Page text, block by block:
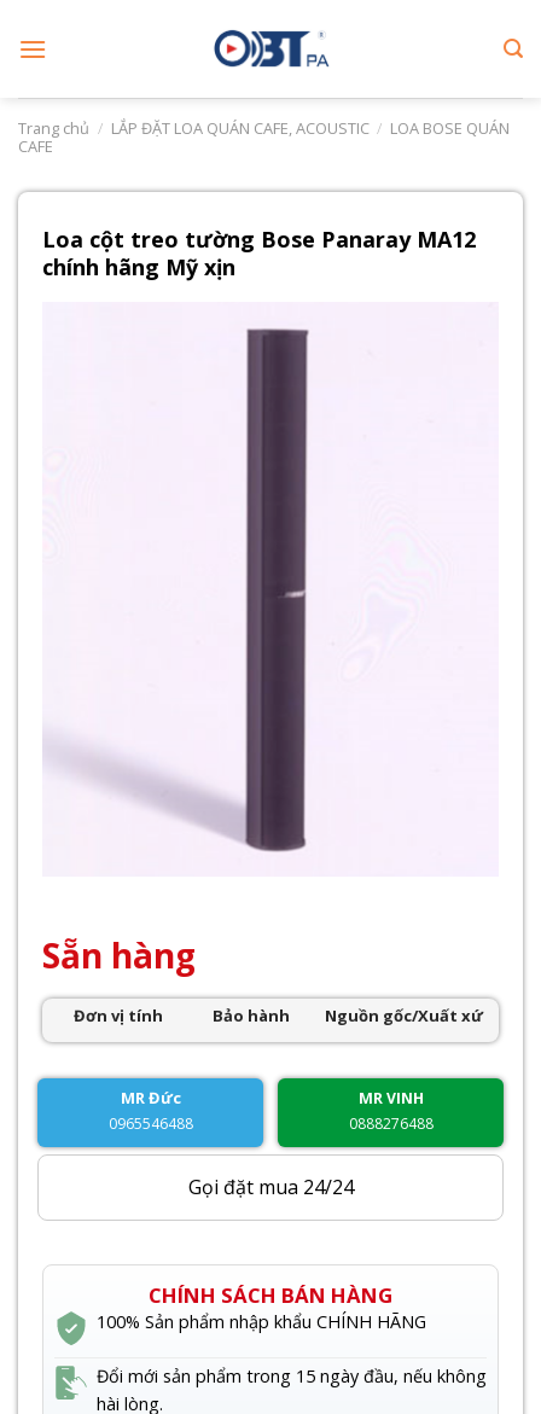
Trang chủ / LẮP ĐẶT LOA QUÁN CAFE, ACOUSTIC / LOA BOSE QUÁN
CAFE
Loa cột treo tường Bose Panaray MA12
chính hãng Mỹ xịn
Sẵn hàng
Đơn vị tính Bảo hành Nguồn gốc/Xuất xứ
MR Đức
0965546488
MR VINH
0888276488
Gọi đặt mua 24/24
CHÍNH SÁCH BÁN HÀNG
100% Sản phẩm nhập khẩu CHÍNH HÃNG
Đổi mới sản phẩm trong 15 ngày đầu, nếu không
hài lòng.